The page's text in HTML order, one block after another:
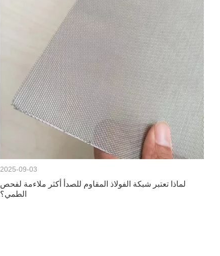
2025-09-03
لماذا تعتبر شبكة الفولاذ المقاوم للصدأ أكثر ملاءمة لفحص
الطمي؟